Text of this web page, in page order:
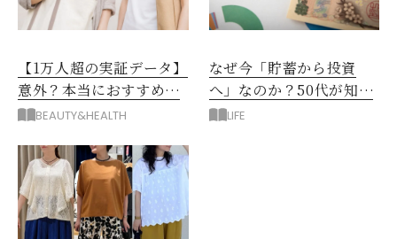
【1万人超の実証データ】
意外？本当におすすめな
運動とストレス解消法と
BEAUTY&HEALTH
なぜ今「貯蓄から投資
へ」なのか？50代が知る
べきお金の新常識
LIFE